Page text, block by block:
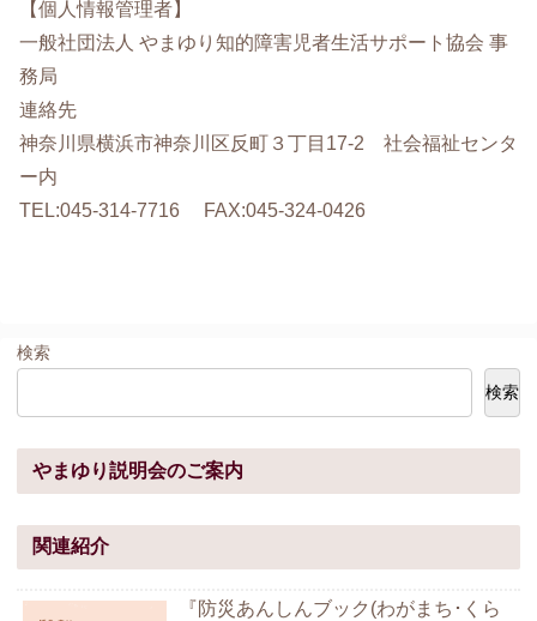
【個人情報管理者】
一般社団法人 やまゆり知的障害児者生活サポート協会 事
務局
連絡先
神奈川県横浜市神奈川区反町３丁目17-2 社会福祉センタ
ー内
TEL:045-314-7716 FAX:045-324-0426
検索
検索
やまゆり説明会のご案内
関連紹介
『防災あんしんブック(わがまち･くら